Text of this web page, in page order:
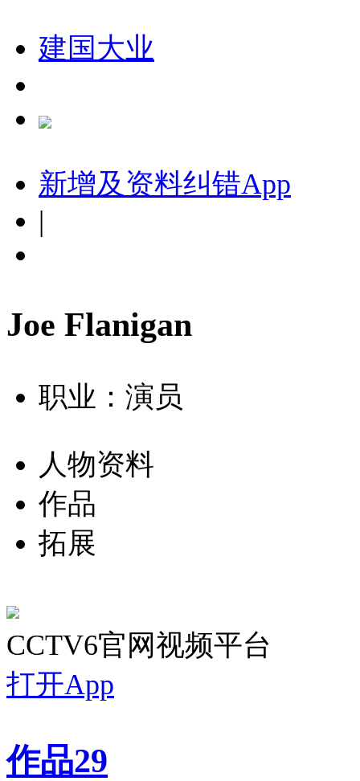
建国大业
新增及资料纠错App
|
Joe Flanigan
职业：演员
人物资料
作品
拓展
CCTV6官网视频平台
打开App
作品29